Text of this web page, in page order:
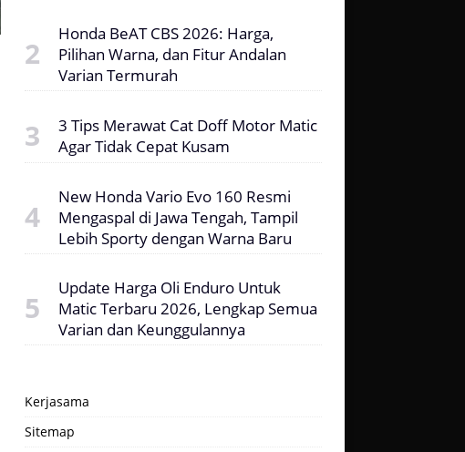
Honda BeAT CBS 2026: Harga,
Pilihan Warna, dan Fitur Andalan
Varian Termurah
3 Tips Merawat Cat Doff Motor Matic
Agar Tidak Cepat Kusam
New Honda Vario Evo 160 Resmi
Mengaspal di Jawa Tengah, Tampil
Lebih Sporty dengan Warna Baru
Update Harga Oli Enduro Untuk
Matic Terbaru 2026, Lengkap Semua
Varian dan Keunggulannya
Kerjasama
Sitemap